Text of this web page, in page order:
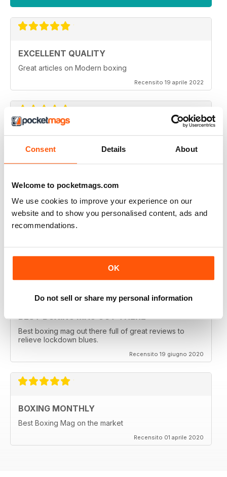
Consent Details About
Welcome to pocketmags.com
We use cookies to improve your experience on our
website and to show you personalised content, ads and
recommendations.
OK
Do not sell or share my personal information
EXCELLENT QUALITY
Great articles on Modern boxing
Recensito 19 aprile 2022
MONTHLY BOXING NEWS AND VIEWS
Monthly Boxing News and Views
BEST BOXING MONTHLY MAG
BEST BOXING MAG OUT THERE
Best boxing mag out there full of great reviews to
relieve lockdown blues.
Recensito 19 giugno 2020
BOXING MONTHLY
Best Boxing Mag on the market
Recensito 01 aprile 2020